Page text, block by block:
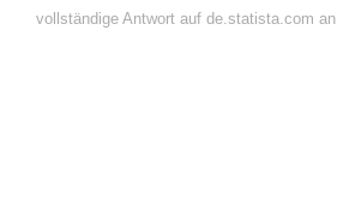
vollständige Antwort auf de.statista.com an